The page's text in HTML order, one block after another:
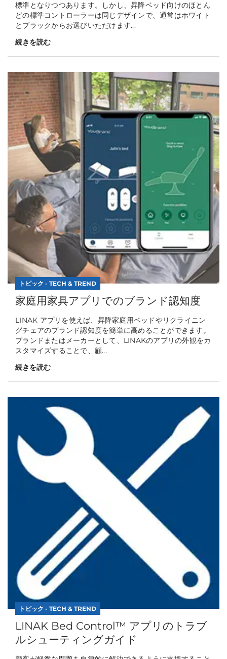
標準となりつつあります。しかし、昇降ベッド向けのほとん
どの標準コントローラーは同じデザインで、通常はホワイト
とブラックからお選びいただけます...
続きを読む
トピック - TECH & TREND
家庭用家具アプリでのブランド認知度
LINAK アプリを使えば、昇降家庭用ベッドやリクライニン
グチェアのブランド認知度を簡単に高めることができます。
ブランドまたはメーカーとして、LINAKのアプリの外観をカ
スタマイズすることで、顧...
続きを読む
トピック - TECH & TREND
LINAK Bed Control™ アプリのトラブ
ルシューティングガイド